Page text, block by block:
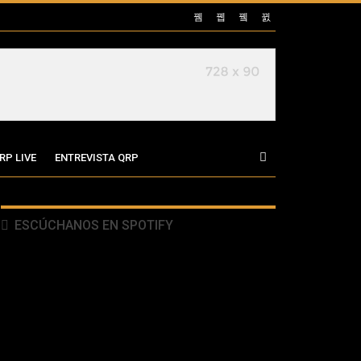
LIVE ENTREVISTA QRP
ESCÚCHANOS EN SPOTIFY